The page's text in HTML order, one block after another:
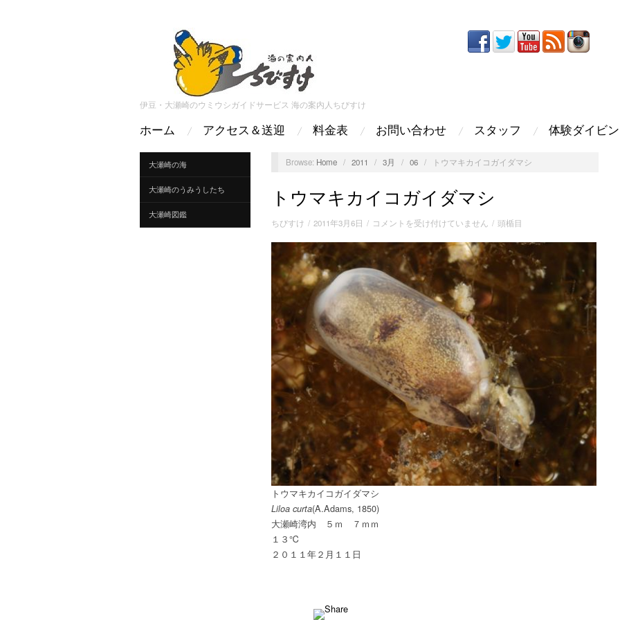
伊豆・大瀬崎のウミウシガイドサービス 海の案内人ちびすけ
ホーム アクセス＆送迎 料金表 お問い合わせ スタッフ 体験ダイビ
大瀬崎の海
大瀬崎のうみうしたち
大瀬崎図鑑
Browse: Home / 2011 / 3月 / 06 / トウマキカイコガイダマシ
トウマキカイコガイダマシ
ちびすけ / 2011年3月6日 / ト
キ
カ
イ
コ
ガ
イ
ダ
マ
シ
は
コメントを受け付けていません / 頭楯目
トウマキカイコガイダマシ
Liloa curta(A.Adams, 1850)
大瀬崎湾内 ５ｍ ７ｍｍ
１３℃
２０１１年２月１１日